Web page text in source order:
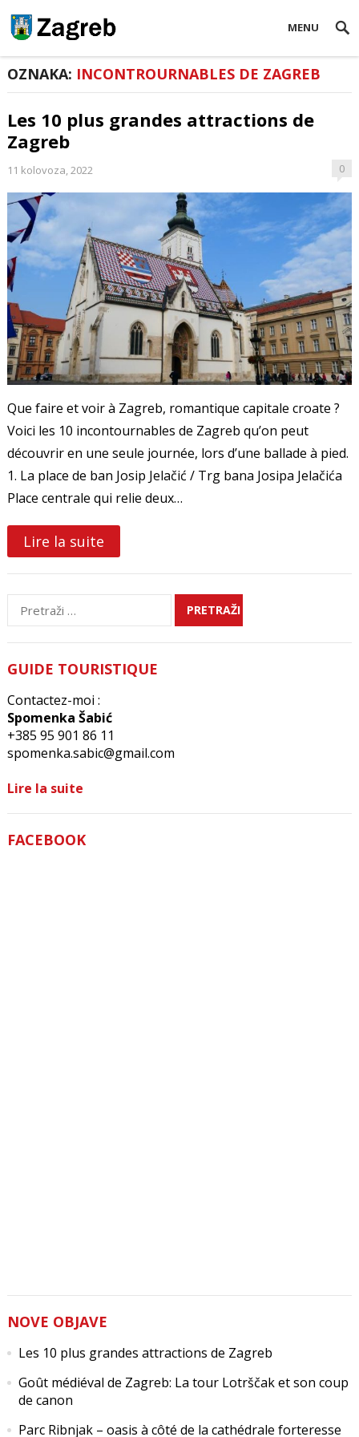
MENU
OZNAKA: INCONTROURNABLES DE ZAGREB
Les 10 plus grandes attractions de
Zagreb
11 kolovoza, 2022 0
Que faire et voir à Zagreb, romantique capitale croate ?
Voici les 10 incontournables de Zagreb qu’on peut
découvrir en une seule journée, lors d’une ballade à pied.
1. La place de ban Josip Jelačić / Trg bana Josipa Jelačića
Place centrale qui relie deux…
Lire la suite
GUIDE TOURISTIQUE
Contactez-moi :
Spomenka Šabić
+385 95 901 86 11
spomenka.sabic@gmail.com
Lire la suite
FACEBOOK
NOVE OBJAVE
Les 10 plus grandes attractions de Zagreb
Goût médiéval de Zagreb: La tour Lotrščak et son coup
de canon
Parc Ribnjak – oasis à côté de la cathédrale forteresse